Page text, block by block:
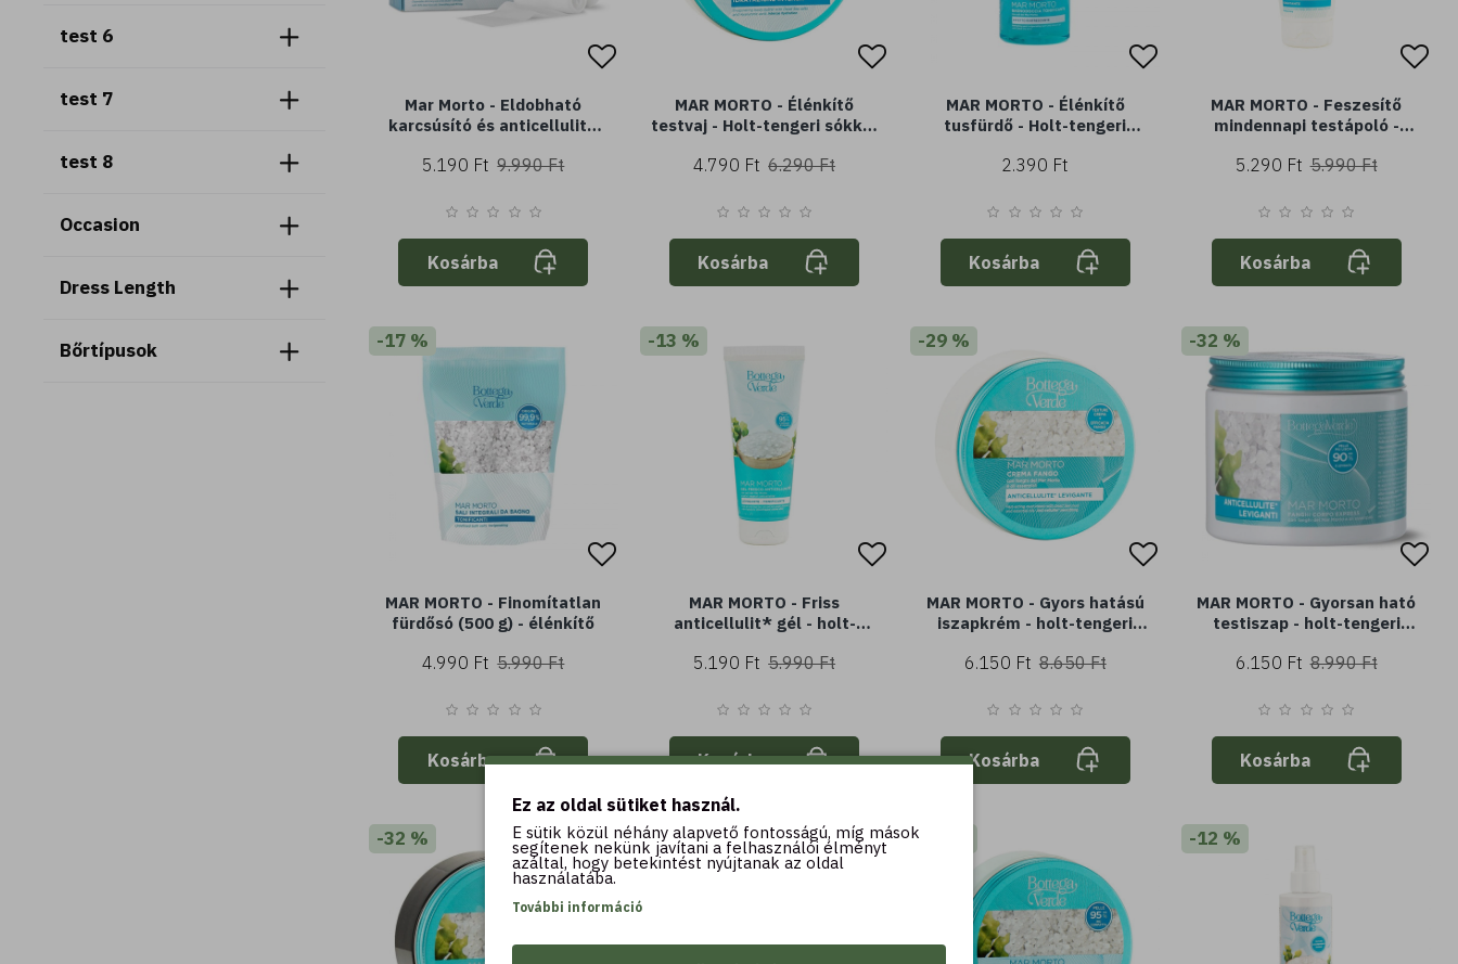
test 6
test 7
test 8
Occasion
Dress Length
Bőrtípusok
Mar Morto - Eldobható
karcsúsító és anticellulit*
tengeri sóval - simító és
5.190 Ft 9.990 Ft
Kosárba
MAR MORTO - Élénkítő
testvaj - Holt-tengeri sókkal
hidratálás
4.790 Ft 6.290 Ft
Kosárba
MAR MORTO - Élénkítő
tusfürdő - Holt-tengeri
2.390 Ft
Kosárba
MAR MORTO - Feszesítő
mindennapi testápoló -
hidratáló
5.290 Ft 5.990 Ft
Kosárba
-17 %
MAR MORTO - Finomítatlan
fürdősó (500 g) - élénkítő
4.990 Ft 5.990 Ft
Kosárba
-13 %
MAR MORTO - Friss
anticellulit* gél - holt-
anticellulit* növényi alapú
simító, feszesítő hatás
5.190 Ft 5.990 Ft
Kosárba
-29 %
MAR MORTO - Gyors hatású
iszapkrém - holt-tengeri
(200 ml) - cellulit* kisimító
6.150 Ft 8.650 Ft
Kosárba
-32 %
MAR MORTO - Gyorsan ható
testiszap - holt-tengeri
(350 ml) - cellulit* kisimítás
6.150 Ft 8.990 Ft
Kosárba
-32 % -32 % -12 %
Ez az oldal sütiket használ.
E sütik közül néhány alapvető fontosságú, míg mások
segítenek nekünk javítani a felhasználói élményt
azáltal, hogy betekintést nyújtanak az oldal
használatába.
További információ